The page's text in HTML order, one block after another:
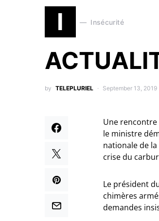
I Insécurité
by TELEPLURIEL September 13, 2019
Une rencontre
le ministre
nationale de
crise du
Le président
chimères
demandes